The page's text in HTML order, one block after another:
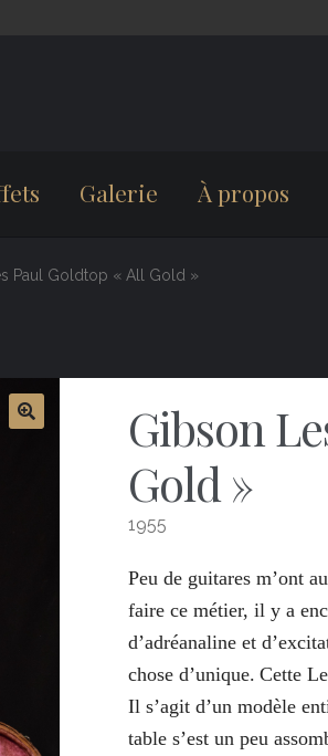
Galerie À propos
Paul Goldtop « All Gold »
Gibson
Gold »
1955
Peu de guitares m’ont
faire ce métier, il y a
d’adréanaline et
chose d’unique. Cette
Il s’agit d’un modèle
table s’est un peu